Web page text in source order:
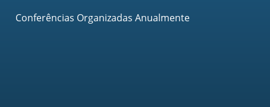
Conferências Organizadas Anualmente